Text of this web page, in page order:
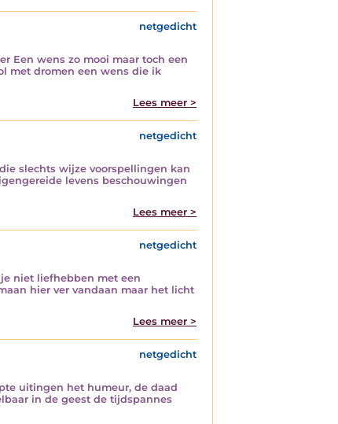
netgedicht
Een wens zo mooi maar toch een
met dromen een wens die ik
Lees meer >
netgedicht
slechts wijze voorspellingen kan
levens beschouwingen
Lees meer >
netgedicht
niet liefhebben met een
hier ver vandaan maar het licht
Lees meer >
netgedicht
uitingen het humeur, de daad
in de geest de tijdspannes